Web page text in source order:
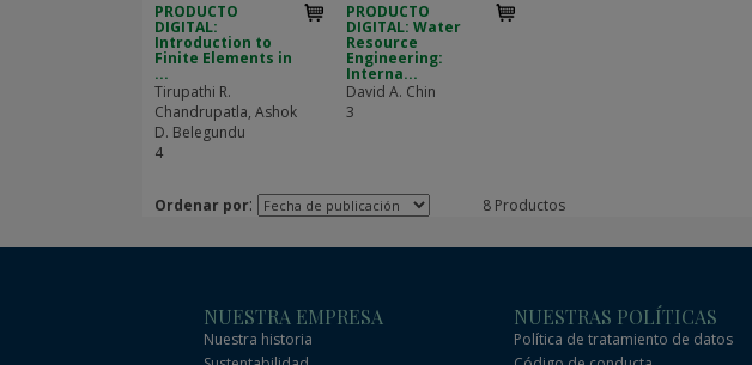
PRODUCTO
DIGITAL:
Introduction to
Finite Elements in
...
Tirupathi R.
Chandrupatla, Ashok
D. Belegundu
4
PRODUCTO
DIGITAL: Water
Resource
Engineering:
Interna...
David A. Chin
3
Ordenar por: 8 Productos
NUESTRA EMPRESA
Nuestra historia
NUESTRAS POLÍTICAS
Política de tratamiento de datos